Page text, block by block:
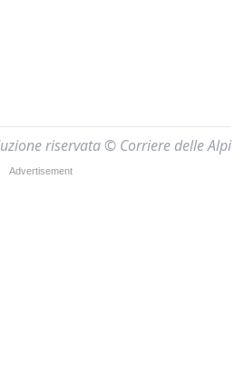
riservata © Corriere delle Alpi